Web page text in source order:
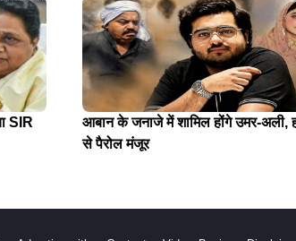
SIR
आबान के जनाजे में शामिल होंगे उमर-अली,
से पैरोल मंजूर